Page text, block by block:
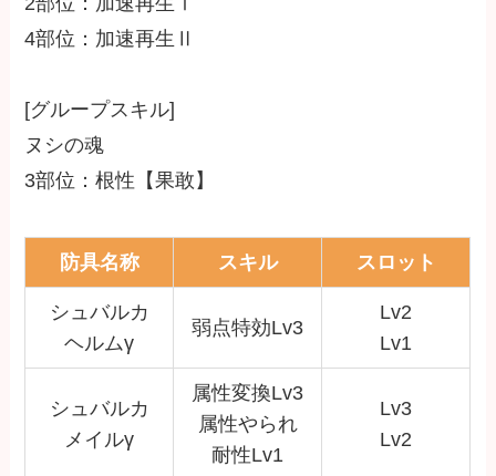
4部位：加速再生Ⅱ
[グループスキル]
ヌシの魂
3部位：根性【果敢】
防具名称 スキル スロット
シュバルカ
ヘルムγ
弱点特効Lv3
Lv2
Lv1
シュバルカ
メイルγ
属性変換Lv3
属性やられ
耐性Lv1
Lv3
Lv2